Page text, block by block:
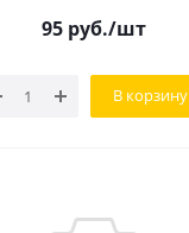
95 руб./шт
В корзину